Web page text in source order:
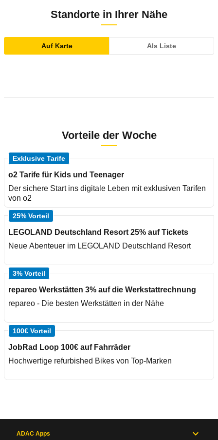
Standorte in Ihrer Nähe
Auf Karte Als Liste
Vorteile der Woche
Exklusive Tarife
o2 Tarife für Kids und Teenager
Der sichere Start ins digitale Leben mit exklusiven Tarifen
von o2
25% Vorteil
LEGOLAND Deutschland Resort 25% auf Tickets
Neue Abenteuer im LEGOLAND Deutschland Resort
3% Vorteil
repareo Werkstätten 3% auf die Werkstattrechnung
repareo - Die besten Werkstätten in der Nähe
100€ Vorteil
JobRad Loop 100€ auf Fahrräder
Hochwertige refurbished Bikes von Top-Marken
ADAC Apps